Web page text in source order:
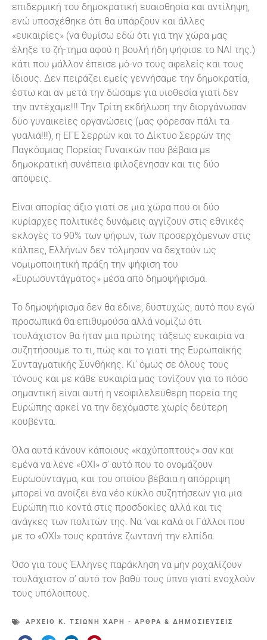
επιδερμική του δημοκρατική ευαισθησία και αντίληψη,
ενώ υποσχέθηκε ότι θα υπάρξουν και άλλες
«ευκαιρίες» (να θυμίσω εδώ ότι για την χώρα μας
έληξε το ζή-τημα αφού η βουλή ήδη ψήφισε το ΝΑΙ της.)
κάτι που μάλλον έπεισε μό-νο τους αφελείς και τους
ίδιους. Δεν πειράζει εμείς γεννήσαμε την δημοκρατία,
έστω και αν μετά την δώσαμε για υιοθεσία γιατί δεν
την αντέχαμε!!! Την Τρίτη εκδήλωση την διοργάνωσαν
δύο γυναικείες οργανώσεις (μας φόρεσαν πάλι τα
γυαλιά!!!), η ΕΓΕ Σερρών και το Δίκτυο Σερρών της
Παγκόσμιας Πορείας Γυναικών που βέβαια με
δημοκρατική συνέπεια φιλοξένησαν και τις δύο
απόψεις.
Είναι απορίας άξιο γιατί σε μια χώρα που οι δύο
κυρίαρχες πολιτικές δυνάμεις αγγίζουν στις εθνικές
εκλογές το 90% των ψήφων, των προσερχόμενων στις
κάλπες, Ελλήνων δεν τόλμησαν να δεχτούν ως
νομιμοποιητική πράξη την ψήφιση του
«Ευρωσυντάγματος» μέσα από δημοψήφισμα.
Το δημοψήφισμα δεν θα έδινε, δυστυχώς, αυτό που εγώ
προσωπικά θα επιθυμούσα αλλά νομίζω ότι
τουλάχιστον θα ήταν μια πρώτης τάξεως ευκαιρία να
συζητήσουμε το τι, πώς και το γιατί της Ευρωπαϊκής
Συνταγματικής Συνθήκης. Κι’ όμως σε όλους τους
τόνους και με κάθε ευκαιρία μας τονίζουν για το πόσο
σημαντική είναι αυτή η νεοφιλελεύθερη πορεία της
Ευρώπης αρκεί να την δεχόμαστε χωρίς δεύτερη
κουβέντα.
Όλα αυτά κάνουν κάποιους «καχύποπτους» σαν και
εμένα να λένε «ΟΧΙ» σ’ αυτό που το ονομάζουν
Ευρωσύνταγμα, και του οποίου βέβαια η απόρριψη
μπορεί να ανοίξει ένα νέο κύκλο συζητήσεων για μια
Ευρώπη πιο κοντά στις προσδοκίες αλλά και τις
ανάγκες των πολιτών της. Να ’ναι καλά οι Γάλλοι που
με το «ΟΧΙ» τους κρατάνε ζωντανή την ελπίδα.
Όσο για τους Έλληνες παράκληση να μην ροχαλίζουν
τουλάχιστον σ’ αυτό τον βαθύ τους ύπνο γιατί ενοχλούν
τους υπόλοιπους.
ΑΡΧΕΊΟ Κ. ΤΣΙΏΝΗ ΧΆΡΗ - ΆΡΘΡΑ & ΔΗΜΟΣΙΕΎΣΕΙΣ